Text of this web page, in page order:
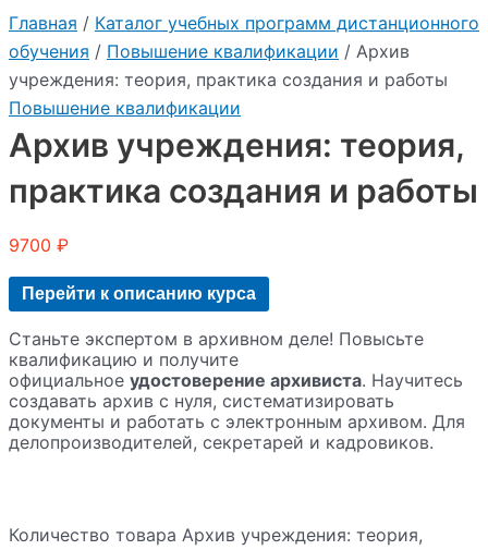
Главная / Каталог учебных программ дистанционного
обучения / Повышение квалификации / Архив
учреждения: теория, практика создания и работы
Повышение квалификации
Архив учреждения: теория,
практика создания и работы
9700 ₽
Перейти к описанию курса
Станьте экспертом в архивном деле! Повысьте
квалификацию и получите
официальное удостоверение архивиста. Научитесь
создавать архив с нуля, систематизировать
документы и работать с электронным архивом. Для
делопроизводителей, секретарей и кадровиков.
Количество товара Архив учреждения: теория,